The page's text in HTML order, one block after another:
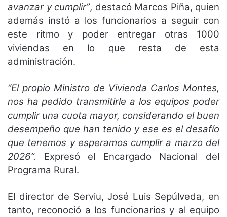
avanzar y cumplir”, destacó Marcos Piña, quien
además instó a los funcionarios a seguir con
este ritmo y poder entregar otras 1000
viviendas en lo que resta de esta
administración.
“El propio Ministro de Vivienda Carlos Montes,
nos ha pedido transmitirle a los equipos poder
cumplir una cuota mayor, considerando el buen
desempeño que han tenido y ese es el desafío
que tenemos y esperamos cumplir a marzo del
2026”. Expresó el Encargado Nacional del
Programa Rural.
El director de Serviu, José Luis Sepúlveda, en
tanto, reconoció a los funcionarios y al equipo